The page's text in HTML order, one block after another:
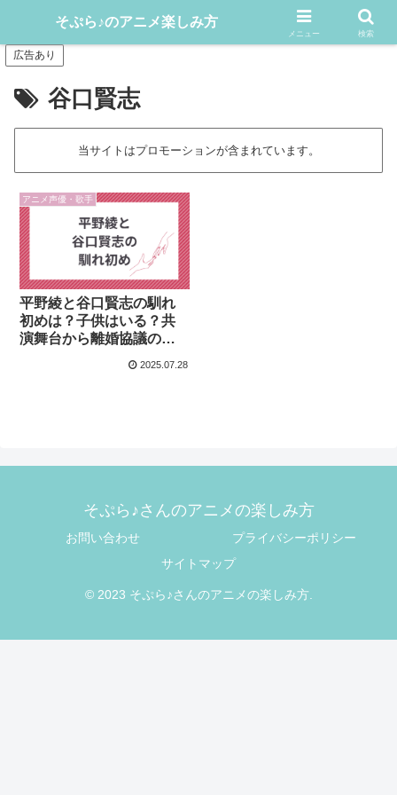
アニメや漫画をどんどん楽しむ情報発信サイト
広告あり
谷口賢志
当サイトはプロモーションが含まれています。
アニメ声優・歌手
平野綾と谷口賢志の馴れ
初めは？子供はいる？共
演舞台から離婚協議の行
2025.07.28
そぷら♪さんのアニメの楽しみ方
お問い合わせ
プライバシーポリシー
サイトマップ
© 2023 そぷら♪さんのアニメの楽しみ方.
そぷら♪のアニメ楽しみ方
メニュー 検索